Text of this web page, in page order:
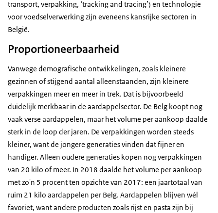
transport, verpakking, ‘tracking and tracing’) en technologie
voor voedselverwerking zijn eveneens kansrijke sectoren in
België.
Proportioneerbaarheid
Vanwege demografische ontwikkelingen, zoals kleinere
gezinnen of stijgend aantal alleenstaanden, zijn kleinere
verpakkingen meer en meer in trek. Dat is bijvoorbeeld
duidelijk merkbaar in de aardappelsector. De Belg koopt nog
vaak verse aardappelen, maar het volume per aankoop daalde
sterk in de loop der jaren. De verpakkingen worden steeds
kleiner, want de jongere generaties vinden dat fijner en
handiger. Alleen oudere generaties kopen nog verpakkingen
van 20 kilo of meer. In 2018 daalde het volume per aankoop
met zo'n 5 procent ten opzichte van 2017: een jaartotaal van
ruim 21 kilo aardappelen per Belg. Aardappelen blijven wél
favoriet, want andere producten zoals rijst en pasta zijn bij